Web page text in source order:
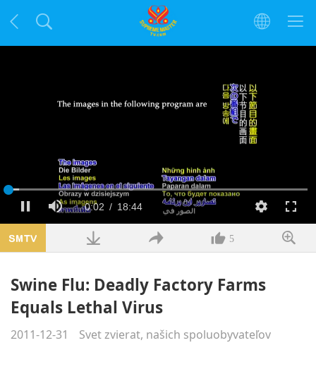
PauzaZtlumit
Aktuální
čas
0:02 / Doba
18:44
Načteno:
3.57%
kvalita Na
celou
5
Swine Flu: Deadly Factory Farms
Equals Lethal Virus
2011-12-31 Svet zvierat, našich spoluobyvateľov